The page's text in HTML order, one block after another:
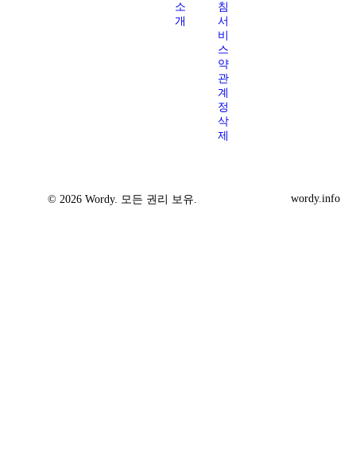
소
개
침
서
비
스
약
관
계
정
삭
제
© 2026 Wordy. 모든 권리 보유. wordy.info